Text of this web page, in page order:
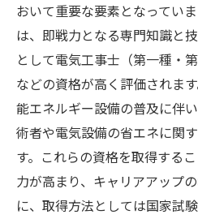
おいて重要な要素となってい
は、即戦力となる専門知識と
として電気工事士（第一種・
などの資格が高く評価されま
能エネルギー設備の普及に伴
術者や電気設備の省エネに関
す。これらの資格を取得する
力が高まり、キャリアアップ
に、取得方法としては国家試